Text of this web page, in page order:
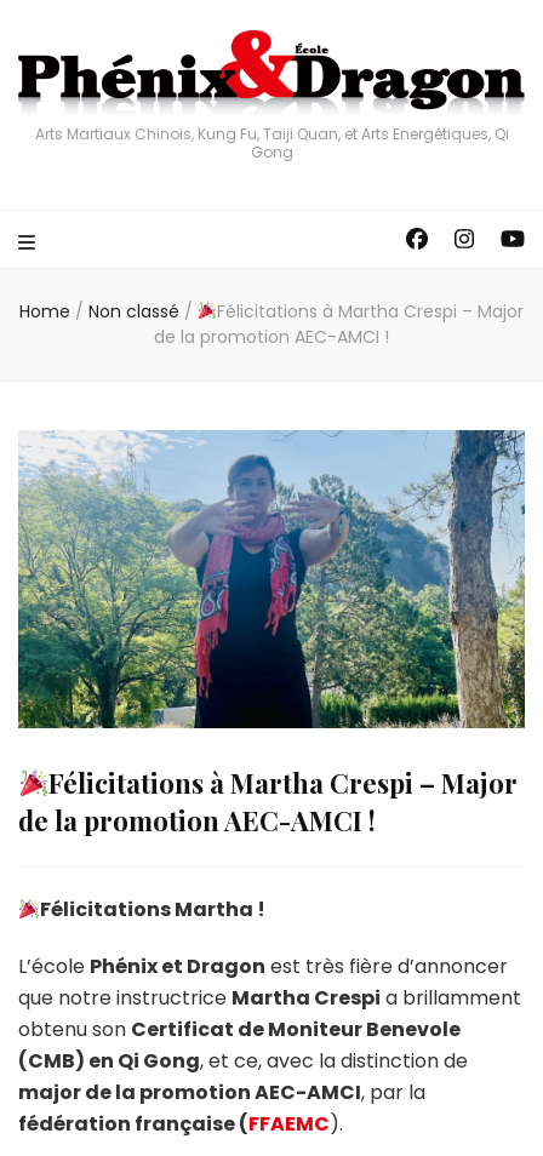
Arts Martiaux Chinois, Kung Fu, Taiji Quan, et Arts Energétiques, Qi
Gong
Home / Non classé /
Félicitations à Martha Crespi – Major
de la promotion AEC-AMCI !
Félicitations à Martha Crespi – Major
de la promotion AEC-AMCI !
Félicitations Martha !
L’école Phénix et Dragon est très fière d’annoncer
que notre instructrice Martha Crespi a brillamment
obtenu son Certificat de Moniteur Benevole
(CMB) en Qi Gong, et ce, avec la distinction de
major de la promotion AEC-AMCI, par la
fédération française (FFAEMC).